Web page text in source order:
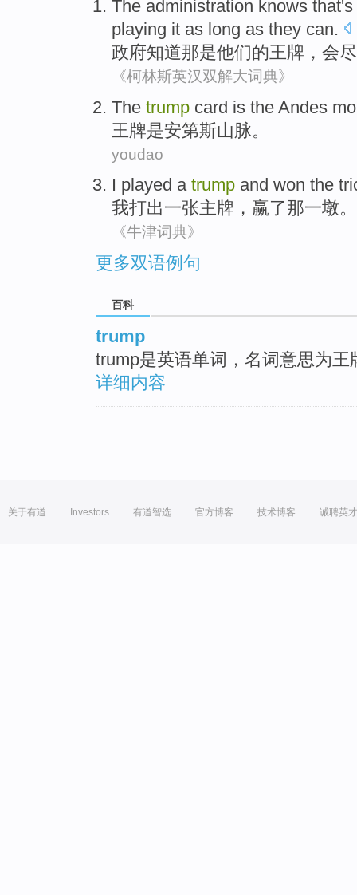
The administration knows that's
playing it as long as they can.
政府知道那是他们的王牌 ， 会
《柯林斯英汉双解大词典》
The trump card is the Andes
王牌是安第斯山脉。
youdao
I played a trump and won the
我打出一张主牌， 赢了那一墩。
《牛津词典》
更多双语例句
百科
trump
trump是英语单词，名词意思为王
详细内容
关于有道 Investors 有道智选 官方博客 技术博客 诚聘英才